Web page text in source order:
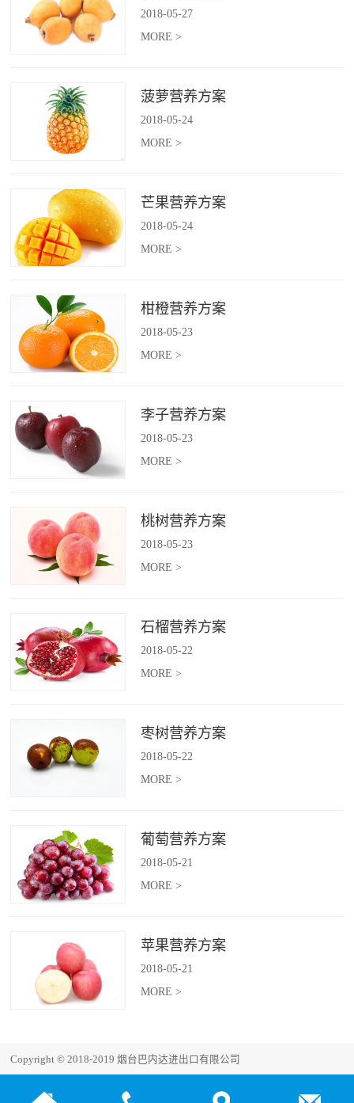
2018-05-27
MORE >
菠萝营养方案
2018-05-24
MORE >
芒果营养方案
2018-05-24
MORE >
柑橙营养方案
2018-05-23
MORE >
李子营养方案
2018-05-23
MORE >
桃树营养方案
2018-05-23
MORE >
石榴营养方案
2018-05-22
MORE >
枣树营养方案
2018-05-22
MORE >
葡萄营养方案
2018-05-21
MORE >
苹果营养方案
2018-05-21
MORE >
Copyright © 2018-2019 烟台巴内达进出口有限公司